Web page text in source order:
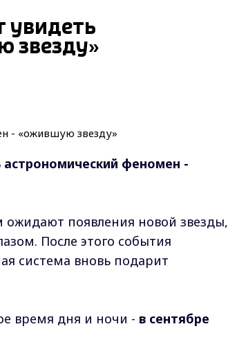
увидеть
звезду»
феномен -
появления новой звезды,
После этого события
система вновь подарит
время дня и ночи - в сентябре